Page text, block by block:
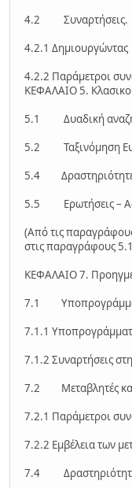
4.2 Συναρτήσεις.
4.2.1 Δημιουργώντας
4.2.2 Παράμετροι
ΚΕΦΑΛΑΙΟ 5.
5.1 Δυαδική
5.2 Ταξινόμηση
5.4
5.5 Ερωτήσεις –
(Από τις
στις παραγράφους
ΚΕΦΑΛΑΙΟ 7.
7.1
7.1.1
7.1.2 Συναρτήσεις
7.2 Μεταβλητές
7.2.1 Παράμετροι
7.2.2 Εμβέλεια των
7.4